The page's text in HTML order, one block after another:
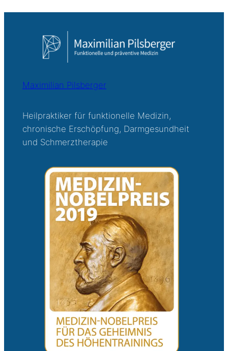
Maximilian Pilsberger
Heilpraktiker für funktionelle Medizin,
chronische Erschöpfung, Darmgesundheit
und Schmerztherapie